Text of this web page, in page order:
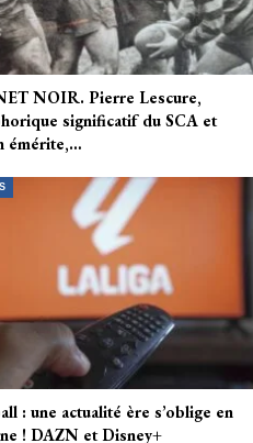
NOIR. Pierre Lescure,
significatif du SCA et
émérite,…
: une actualité ère s’oblige en
! DAZN et Disney+